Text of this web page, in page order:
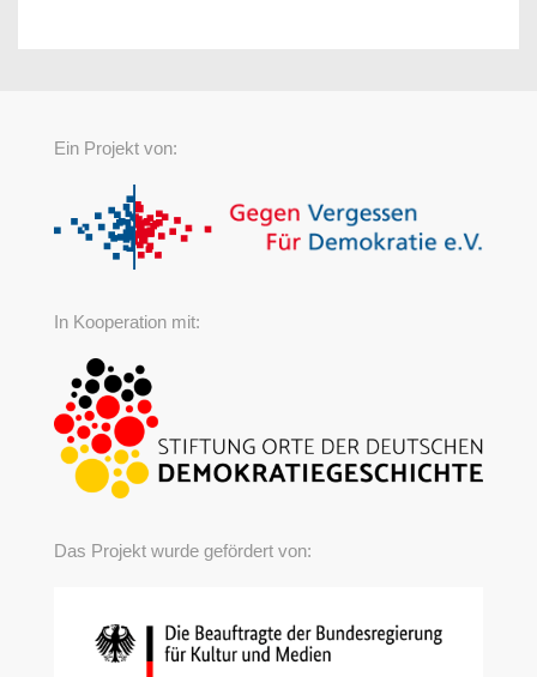
Ein Projekt von:
In Kooperation mit:
Das Projekt wurde gefördert von: